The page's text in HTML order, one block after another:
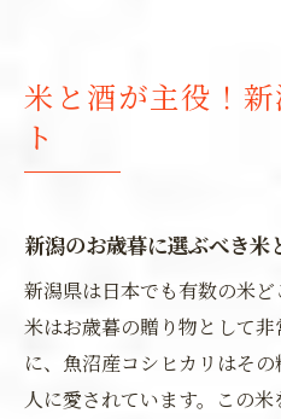
米と酒が主役！
ト
新潟のお歳暮に選ぶべき米
新潟県は日本でも有数の米
米はお歳暮の贈り物として
に、魚沼産コシヒカリはそ
人に愛されています。この